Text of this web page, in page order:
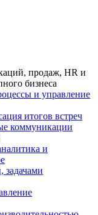
продаж, HR и
бизнеса
и управление
итогов встреч
коммуникации
и
задачами